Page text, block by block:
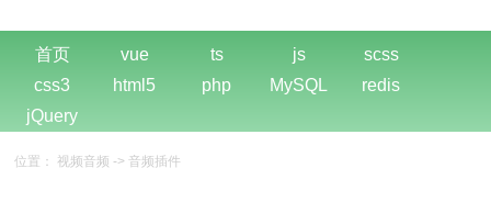
首页 vue ts js
scss
css3
html5 php MySQL
redis
jQuery
位置： 视频音频 ->音频插件